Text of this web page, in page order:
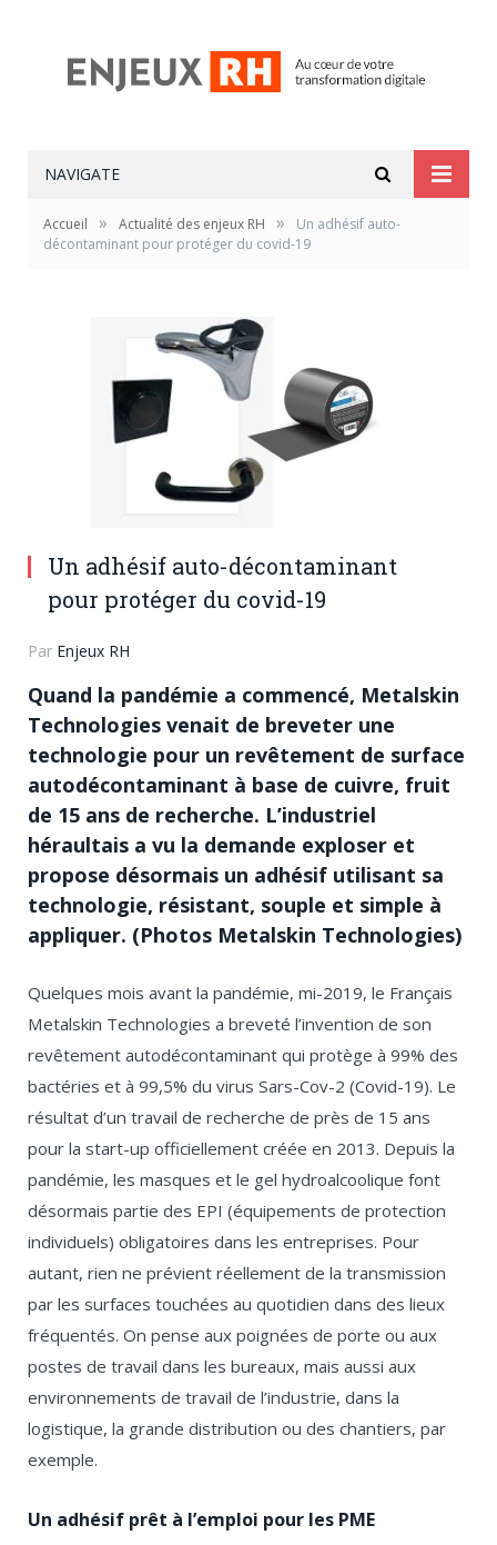
NAVIGATE
Accueil » Actualité des enjeux RH »
Un adhésif auto-
décontaminant pour protéger du covid-19
Un adhésif auto-décontaminant
pour protéger du covid-19
Par Enjeux RH
Quand la pandémie a commencé, Metalskin
Technologies venait de breveter une
technologie pour un revêtement de surface
autodécontaminant à base de cuivre, fruit
de 15 ans de recherche. L’industriel
héraultais a vu la demande exploser et
propose désormais un adhésif utilisant sa
technologie, résistant, souple et simple à
appliquer. (Photos Metalskin Technologies)
Quelques mois avant la pandémie, mi-2019, le Français
Metalskin Technologies a breveté l’invention de son
revêtement autodécontaminant qui protège à 99% des
bactéries et à 99,5% du virus Sars-Cov-2 (Covid-19). Le
résultat d’un travail de recherche de près de 15 ans
pour la start-up officiellement créée en 2013. Depuis la
pandémie, les masques et le gel hydroalcoolique font
désormais partie des EPI (équipements de protection
individuels) obligatoires dans les entreprises. Pour
autant, rien ne prévient réellement de la transmission
par les surfaces touchées au quotidien dans des lieux
fréquentés. On pense aux poignées de porte ou aux
postes de travail dans les bureaux, mais aussi aux
environnements de travail de l’industrie, dans la
logistique, la grande distribution ou des chantiers, par
exemple.
Un adhésif prêt à l’emploi pour les PME